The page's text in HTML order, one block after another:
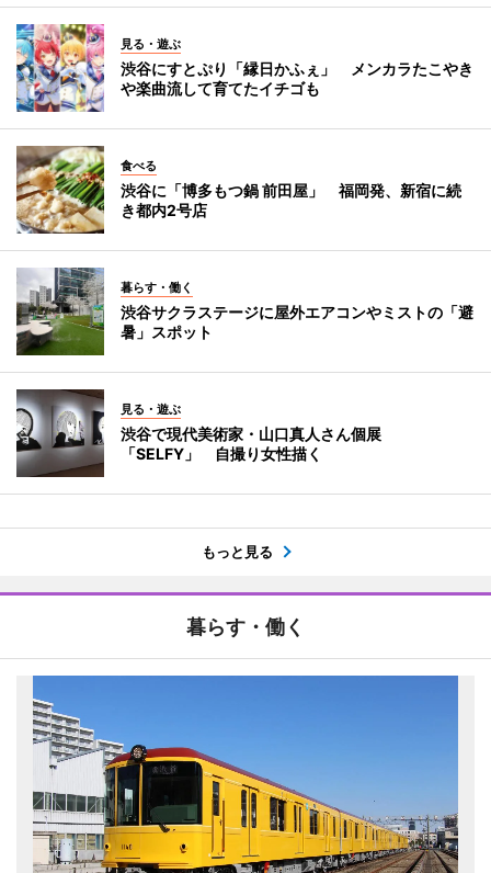
見る・遊ぶ
渋谷にすとぷり「縁日かふぇ」 メンカラたこやき
や楽曲流して育てたイチゴも
食べる
渋谷に「博多もつ鍋 前田屋」 福岡発、新宿に続
き都内2号店
暮らす・働く
渋谷サクラステージに屋外エアコンやミストの「避
暑」スポット
見る・遊ぶ
渋谷で現代美術家・山口真人さん個展
「SELFY」 自撮り女性描く
もっと見る
暮らす・働く